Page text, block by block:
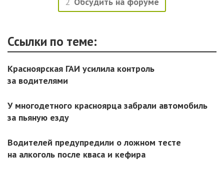
Ссылки по теме:
Красноярская ГАИ усилила контроль
за водителями
У многодетного красноярца забрали автомобиль
за пьяную езду
Водителей предупредили о ложном тесте
на алкоголь после кваса и кефира